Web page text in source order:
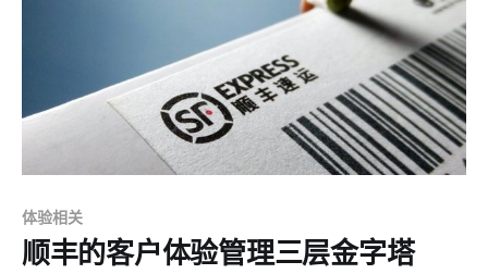
体验相关
顺丰的客户体验管理三层金字塔